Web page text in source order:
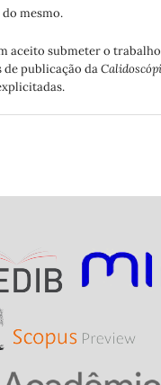
mesmo.
aceito submeter o
de publicação da